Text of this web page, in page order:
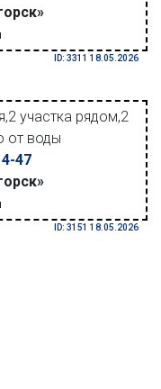
ID: 3311 18.05.2026
участка рядом,2
от воды
47
ID: 3151 18.05.2026